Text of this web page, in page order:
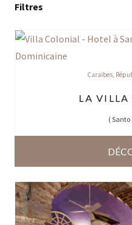
Filtres
Caraïbes,
LA VILLA
( Santo